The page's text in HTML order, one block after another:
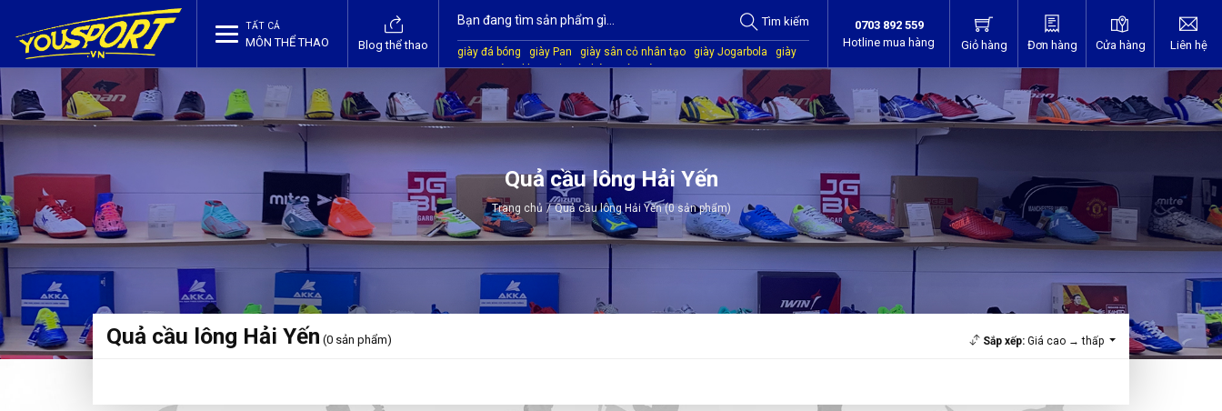
TẤT CẢ
MÔN THỂ THAO Blog thể thao
Tìm kiếm
giày đá bóng giày Pan giày sân cỏ nhân tạo giày Jogarbola
giày
Mitre
giày Akka quần áo bóng đá giày Kamito
0703 892 559
Hotline mua hàng
Giỏ hàng Đơn hàng Cửa hàng Liên hệ
Quả cầu lông Hải Yến
Trang chủ / Quả cầu lông Hải Yến (0 sản phẩm)
Quả cầu lông Hải Yến (0 sản phẩm) Sắp xếp:Giá cao → thấp